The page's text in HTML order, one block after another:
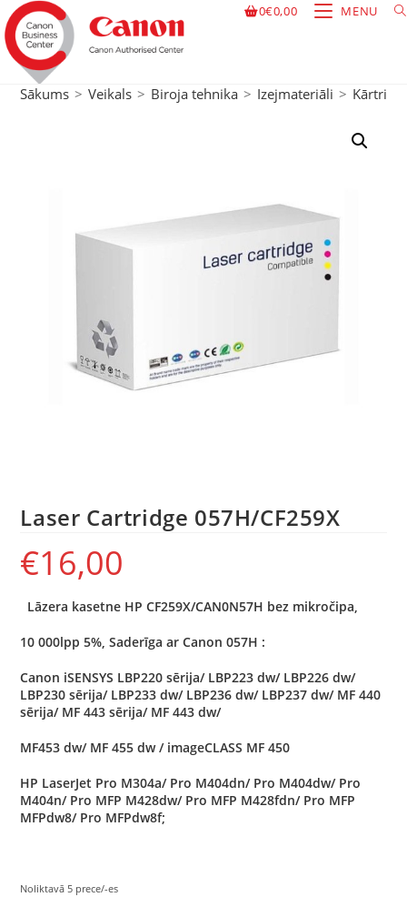
0€0,00 MENU
Sākums > Veikals > Biroja tehnika > Izejmateriāli > Kārtridži
Laser Cartridge 057H/CF259X
€16,00
Lāzera kasetne HP CF259X/CAN0N57H bez mikročipa,
10 000lpp 5%, Saderīga ar Canon 057H :
Canon iSENSYS LBP220 sērija/ LBP223 dw/ LBP226 dw/
LBP230 sērija/ LBP233 dw/ LBP236 dw/ LBP237 dw/ MF 440
sērija/ MF 443 sērija/ MF 443 dw/
MF453 dw/ MF 455 dw / imageCLASS MF 450
HP LaserJet Pro M304a/ Pro M404dn/ Pro M404dw/ Pro
M404n/ Pro MFP M428dw/ Pro MFP M428fdn/ Pro MFP
MFPdw8/ Pro MFPdw8f;
Noliktavā 5 prece/-es